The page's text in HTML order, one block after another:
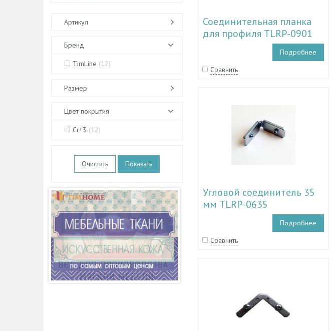
Соединительная планка
для профиля TLRP-0901
Подробнее
Сравнить
Угловой соединитель 35
мм TLRP-0635
Подробнее
Сравнить
Артикул
Бренд
TimLine (12)
Размер
Цвет покрытия
Cr+3 (12)
Очистить